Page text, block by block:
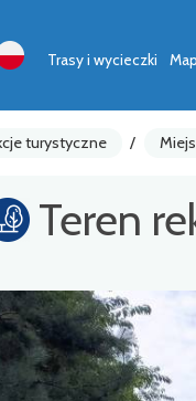
Trasy i wycieczki
turystyczne /
Teren